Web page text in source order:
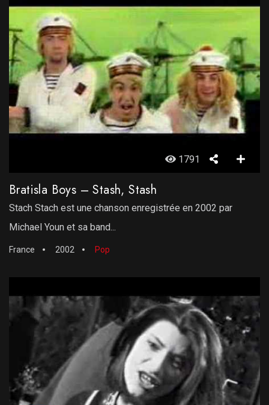
1791
Bratisla Boys – Stash, Stash
Stach Stach est une chanson enregistrée en 2002 par
Michael Youn et sa band...
France 2002 Pop